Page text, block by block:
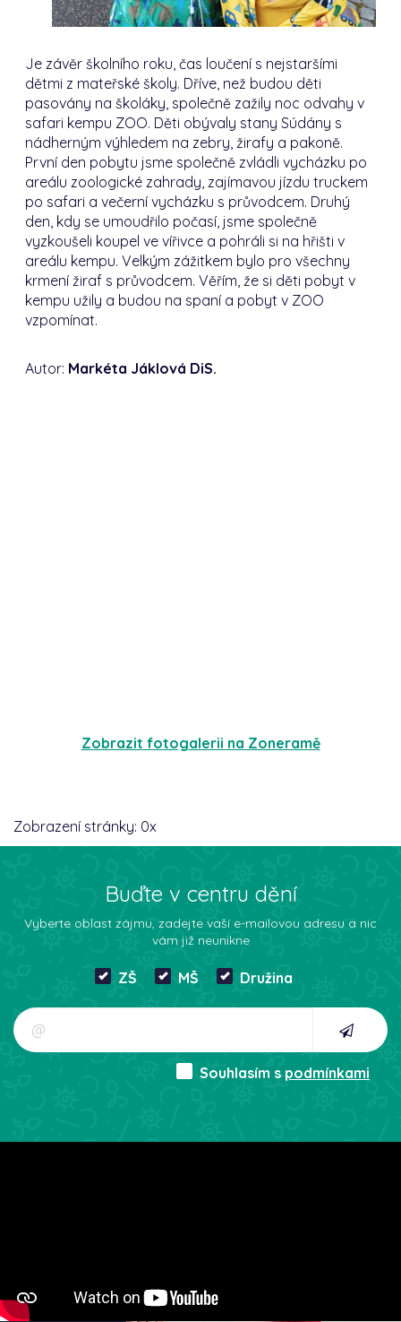
Je závěr školního roku, čas loučení s nejstaršími
dětmi z mateřské školy. Dříve, než budou děti
pasovány na školáky, společně zažily noc odvahy v
safari kempu ZOO. Děti obývaly stany Súdány s
nádherným výhledem na zebry, žirafy a pakoně.
První den pobytu jsme společně zvládli vycházku po
areálu zoologické zahrady, zajímavou jízdu truckem
po safari a večerní vycházku s průvodcem. Druhý
den, kdy se umoudřilo počasí, jsme společně
vyzkoušeli koupel ve vířivce a pohráli si na hřišti v
areálu kempu.Velkým zážitkem bylo pro všechny
krmení žiraf s průvodcem.Věřím, že si děti pobyt v
kempu užily a budou na spaní a pobyt v ZOO
vzpomínat.
Autor: Markéta Jáklová DiS.
Zobrazit fotogalerii na Zoneramě
Zobrazení stránky: 0x
Buďte v centru dění
Vyberte oblast zájmu, zadejte vaší e-mailovou adresu a nic
vám již neunikne
ZŠ MŠ Družina
Souhlasím s podmínkami